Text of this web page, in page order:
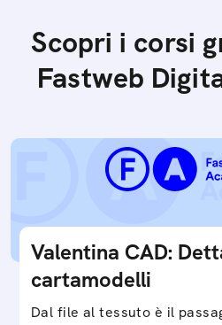
Scopri i corsi
Fastweb
Valentina CAD:
cartamodelli
Dal file al tessuto è il